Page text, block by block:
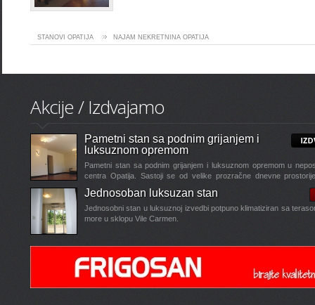
STANOVI OPATIJA NAJAM NEKRETNINA OPATIJA
Akcije / Izdvajamo
Pametni stan sa podnim grijanjem i
luksuznom opremom
Pametni stan sa podnim grijanjem i luksuznom opremom u
centra Opatija. Sastoji se od velike prozračne dnevne
...
Jednosoban luksuzan stan
Jednosobni stan u luksuznoj izvedbi potpuno klimatiziran sa
more u sklopu Vile Carmen.
Villa Sylva vrhunac luksuza u Opatiji
Villa Sylva vrhunac luksuza u Opatiji
je u fazi realizacije, a sastoji se od tri zasebne stambene